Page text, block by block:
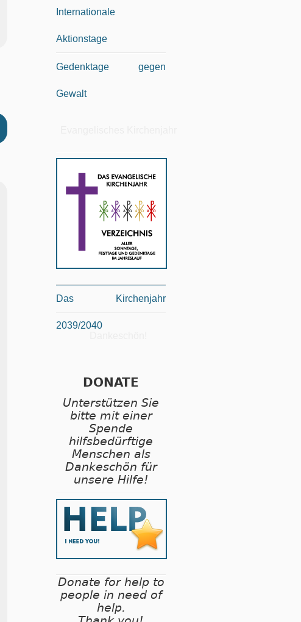
Internationale
Aktionstage
Gedenktage gegen
Gewalt
Das Kirchenjahr
2039/2040
DONATE
Unterstützen Sie
bitte mit einer
Spende
hilfsbedürftige
Menschen als
Dankeschön für
unsere Hilfe!
Donate for help to
people in need of
help.